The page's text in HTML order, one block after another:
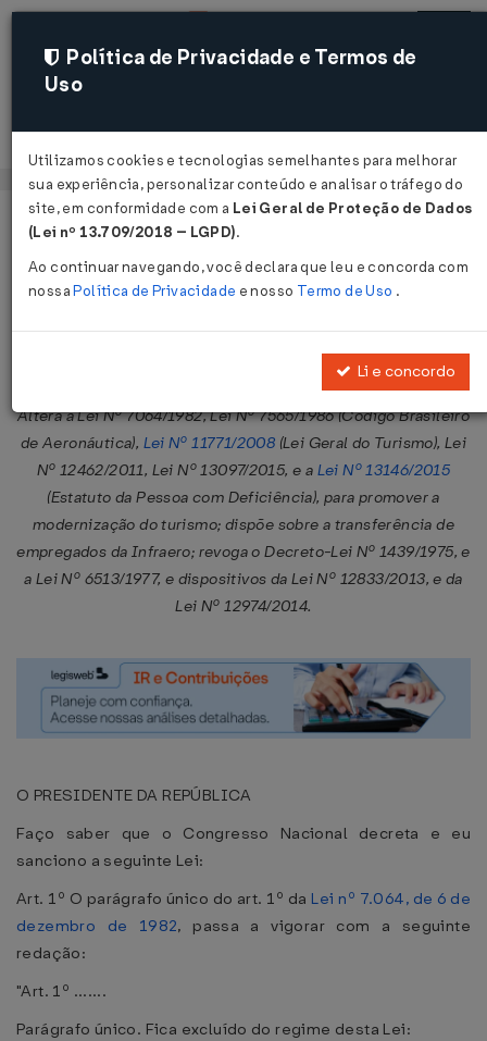
Acessar
Página Inicial Legislações
Lei Nº 14978 DE 18/09/2024
Publicado no DOU em 19 set 2024
Altera a Lei Nº 7064/1982, Lei Nº 7565/1986 (Código Brasileiro
de Aeronáutica), Lei Nº 11771/2008 (Lei Geral do Turismo), Lei
Nº 12462/2011, Lei Nº 13097/2015, e a Lei Nº 13146/2015
(Estatuto da Pessoa com Deficiência), para promover a
modernização do turismo; dispõe sobre a transferência de
empregados da Infraero; revoga o Decreto-Lei Nº 1439/1975, e
a Lei Nº 6513/1977, e dispositivos da Lei Nº 12833/2013, e da
Lei Nº 12974/2014.
O PRESIDENTE DA REPÚBLICA
Faço saber que o Congresso Nacional decreta e eu
sanciono a seguinte Lei:
Art. 1º O parágrafo único do art. 1º da Lei nº 7.064, de 6 de
dezembro de 1982, passa a vigorar com a seguinte
redação:
"Art. 1º .......
Parágrafo único. Fica excluído do regime desta Lei:
Política de Privacidade e Termos de
Uso
Utilizamos cookies e tecnologias semelhantes para melhorar
sua experiência, personalizar conteúdo e analisar o tráfego do
site, em conformidade com a Lei Geral de Proteção de Dados
(Lei nº 13.709/2018 – LGPD).
Ao continuar navegando, você declara que leu e concorda com
nossaPolítica de Privacidade e nosso Termo de Uso .
Li e concordo